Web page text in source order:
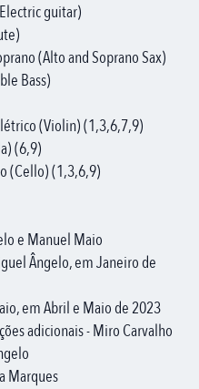
guitar)
(Alto and Soprano Sax)
Bass)
(Violin) (1,3,6,7,9)
(6,9)
(Cello) (1,3,6,9)
e Manuel Maio
Ângelo, em Janeiro de
em Abril e Maio de 2023
adicionais - Miro Carvalho
Marques